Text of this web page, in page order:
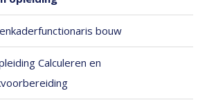
bouw
Calculeren en